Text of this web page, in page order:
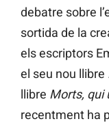
debatre sobre
sortida de la
els escriptors
el seu nou llibre
llibre Morts, qui
recentment ha